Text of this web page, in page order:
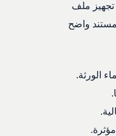
ملف
مستند واضح
الورثة.